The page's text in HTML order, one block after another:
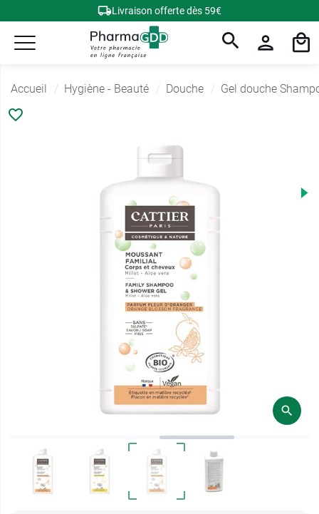
Livraison offerte dès 59€
Accueil Hygiène - Beauté Douche Gel douche